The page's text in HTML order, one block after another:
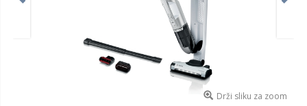
Drži sliku za zoom